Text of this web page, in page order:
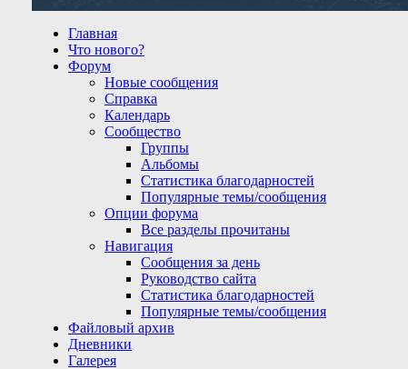
Главная
Что нового?
Форум
Новые сообщения
Справка
Календарь
Сообщество
Группы
Альбомы
Статистика благодарностей
Популярные темы/сообщения
Опции форума
Все разделы прочитаны
Навигация
Сообщения за день
Руководство сайта
Статистика благодарностей
Популярные темы/сообщения
Файловый архив
Дневники
Галерея